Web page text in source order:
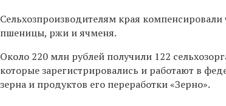
Сельхозпроизводителям края компенсировали
пшеницы, ржи и ячменя.
Около 220 млн рублей получили 122
которые зарегистрировались и работают в
зерна и продуктов его переработки «Зерно».